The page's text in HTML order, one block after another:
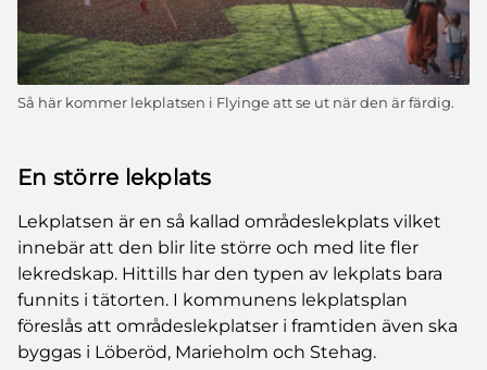
Så här kommer lekplatsen i Flyinge att se ut när den är färdig.
En större lekplats
Lekplatsen är en så kallad områdeslekplats vilket
innebär att den blir lite större och med lite fler
lekredskap. Hittills har den typen av lekplats bara
funnits i tätorten. I kommunens lekplatsplan
föreslås att områdeslekplatser i framtiden även ska
byggas i Löberöd, Marieholm och Stehag.